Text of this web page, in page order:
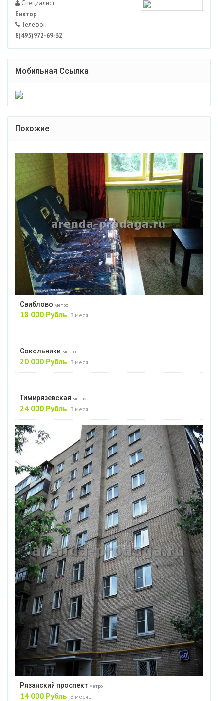
Специалист
Виктор
Телефон
8(495)972-69-32
Мобильная Ссылка
Похожие
Свиблово метро
18 000 Рубль В месяц
Сокольники метро
20 000 Рубль В месяц
Тимирязевская метро
24 000 Рубль В месяц
Рязанский проспект метро
14 000 Рубль В месяц